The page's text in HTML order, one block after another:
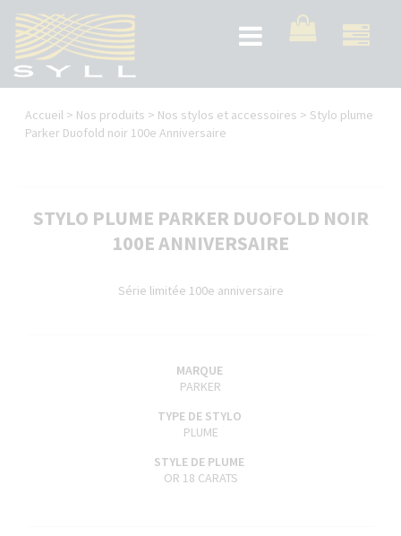
contenu
principal
Toggle
navigation
Vous
êtes
Accueil > Nos produits > Nos stylos et accessoires > Stylo plume
Parker Duofold noir 100e Anniversaire
STYLO PLUME PARKER DUOFOLD NOIR
100E ANNIVERSAIRE
Série limitée 100e anniversaire
MARQUE
PARKER
TYPE DE STYLO
PLUME
STYLE DE PLUME
OR 18 CARATS